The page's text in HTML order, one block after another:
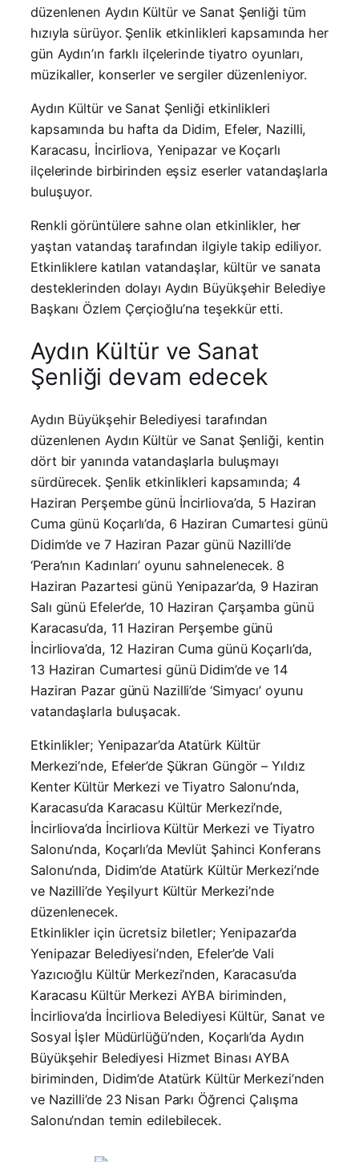
düzenlenen Aydın Kültür ve Sanat Şenliği tüm
hızıyla sürüyor. Şenlik etkinlikleri kapsamında her
gün Aydın’ın farklı ilçelerinde tiyatro oyunları,
müzikaller, konserler ve sergiler düzenleniyor.
Aydın Kültür ve Sanat Şenliği etkinlikleri
kapsamında bu hafta da Didim, Efeler, Nazilli,
Karacasu, İncirliova, Yenipazar ve Koçarlı
ilçelerinde birbirinden eşsiz eserler vatandaşlarla
buluşuyor.
Renkli görüntülere sahne olan etkinlikler, her
yaştan vatandaş tarafından ilgiyle takip ediliyor.
Etkinliklere katılan vatandaşlar, kültür ve sanata
desteklerinden dolayı Aydın Büyükşehir Belediye
Başkanı Özlem Çerçioğlu’na teşekkür etti.
Aydın Kültür ve Sanat
Şenliği devam edecek
Aydın Büyükşehir Belediyesi tarafından
düzenlenen Aydın Kültür ve Sanat Şenliği, kentin
dört bir yanında vatandaşlarla buluşmayı
sürdürecek. Şenlik etkinlikleri kapsamında; 4
Haziran Perşembe günü İncirliova’da, 5 Haziran
Cuma günü Koçarlı’da, 6 Haziran Cumartesi günü
Didim’de ve 7 Haziran Pazar günü Nazilli’de
‘Pera’nın Kadınları’ oyunu sahnelenecek. 8
Haziran Pazartesi günü Yenipazar’da, 9 Haziran
Salı günü Efeler’de, 10 Haziran Çarşamba günü
Karacasu’da, 11 Haziran Perşembe günü
İncirliova’da, 12 Haziran Cuma günü Koçarlı’da,
13 Haziran Cumartesi günü Didim’de ve 14
Haziran Pazar günü Nazilli’de ‘Simyacı’ oyunu
vatandaşlarla buluşacak.
Etkinlikler; Yenipazar’da Atatürk Kültür
Merkezi’nde, Efeler’de Şükran Güngör – Yıldız
Kenter Kültür Merkezi ve Tiyatro Salonu’nda,
Karacasu’da Karacasu Kültür Merkezi’nde,
İncirliova’da İncirliova Kültür Merkezi ve Tiyatro
Salonu’nda, Koçarlı’da Mevlüt Şahinci Konferans
Salonu’nda, Didim’de Atatürk Kültür Merkezi’nde
ve Nazilli’de Yeşilyurt Kültür Merkezi’nde
düzenlenecek.
Etkinlikler için ücretsiz biletler; Yenipazar’da
Yenipazar Belediyesi’nden, Efeler’de Vali
Yazıcıoğlu Kültür Merkezi’nden, Karacasu’da
Karacasu Kültür Merkezi AYBA biriminden,
İncirliova’da İncirliova Belediyesi Kültür, Sanat ve
Sosyal İşler Müdürlüğü’nden, Koçarlı’da Aydın
Büyükşehir Belediyesi Hizmet Binası AYBA
biriminden, Didim’de Atatürk Kültür Merkezi’nden
ve Nazilli’de 23 Nisan Parkı Öğrenci Çalışma
Salonu’ndan temin edilebilecek.